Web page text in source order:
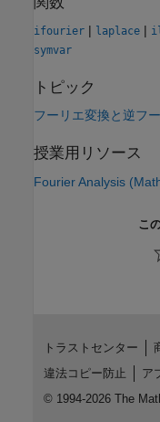
ifourier | laplace |
symvar
トピック
フーリエ変換と逆フ
授業用リソース
Fourier Analysis (
こ
トラストセンター
違法コピー防止
ア
© 1994-2026 The